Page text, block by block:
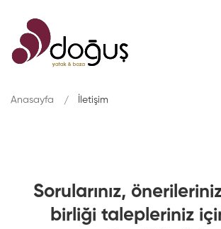
Anasayfa İletişim
Sorularınız,
birliği talepleriniz